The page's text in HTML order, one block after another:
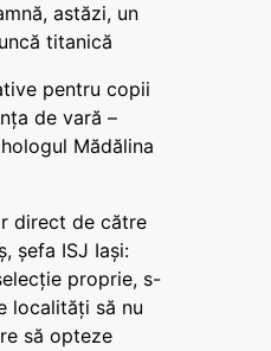
astăzi, un
titanică
pentru copii
de vară –
Mădălina
direct de către
șefa ISJ Iași:
proprie, s-
localități să nu
să opteze